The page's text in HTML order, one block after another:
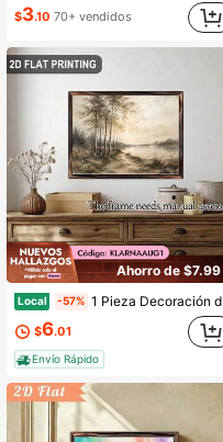
$3.10 70+ vendidos
Ahorro de $7.99
Local -57% 1 Pieza Decoración de Arte de Pared Interior, Pintura en Panel de Madera Enmarcada, 12*16 pulgadas, Impresión de Alto Brillo con Escena de Lago Rural Vintage y Árboles en Tonos Neutros, Funciona como Pieza de Arte de Mesa, Excelente Regalo para Cumpleaños o Celebración del Hogar Tranquilo.
$6.01
Envío Rápido